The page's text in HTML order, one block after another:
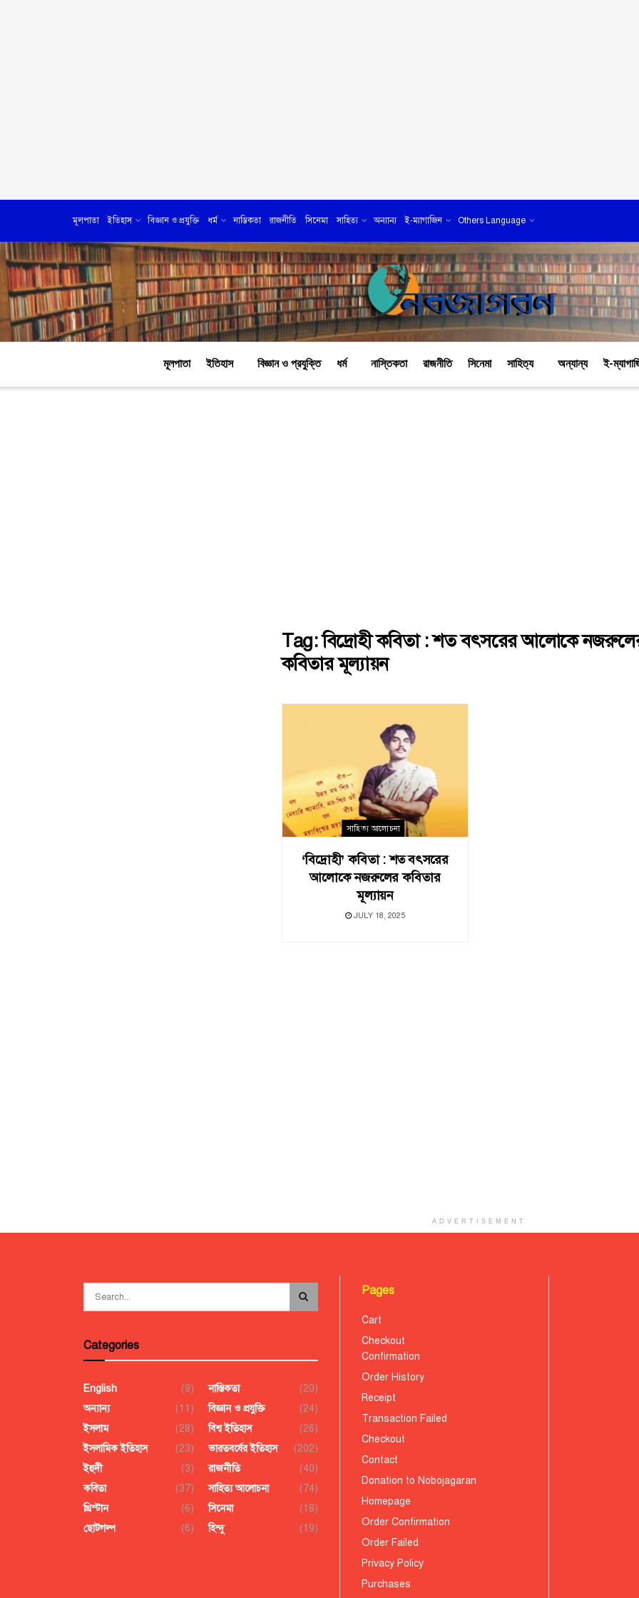
মূলপাতা ইতিহাস বিজ্ঞান ও প্রযুক্তি ধর্ম নাস্তিকতা রাজনীতি সিনেমা সাহিত্য অন্যান্য ই-ম্যাগাজিন Others Language
মূলপাতা ইতিহাস বিজ্ঞান ও প্রযুক্তি ধর্ম নাস্তিকতা রাজনীতি সিনেমা সাহিত্য অন্যান্য ই-
Tag:বিদ্রোহী কবিতা : শত বৎসরের আলোকে
কবিতার মূল্যায়ন
সাহিত্য আলোচনা
‘বিদ্রোহী’ কবিতা : শত বৎসরের
আলোকে নজরুলের কবিতার
মূল্যায়ন
JULY 18, 2025
ADVERTISEMENT
Categories
English
(9)
অন্যান্য
(11)
ইসলাম
(28)
ইসলামিক ইতিহাস
(23)
ইহুদী
(3)
কবিতা
(37)
খ্রিস্টান
(6)
ছোটগল্প
(6)
নাস্তিকতা
(20)
বিজ্ঞান ও প্রযুক্তি
(24)
বিশ্ব ইতিহাস
(26)
ভারতবর্ষের ইতিহাস
(202)
রাজনীতি
(40)
সাহিত্য আলোচনা
(74)
সিনেমা
(18)
হিন্দু
(19)
Pages
Cart
Checkout
Confirmation
Order History
Receipt
Transaction Failed
Checkout
Contact
Donation to Nobojagaran
Homepage
Order Confirmation
Order Failed
Privacy Policy
Purchases